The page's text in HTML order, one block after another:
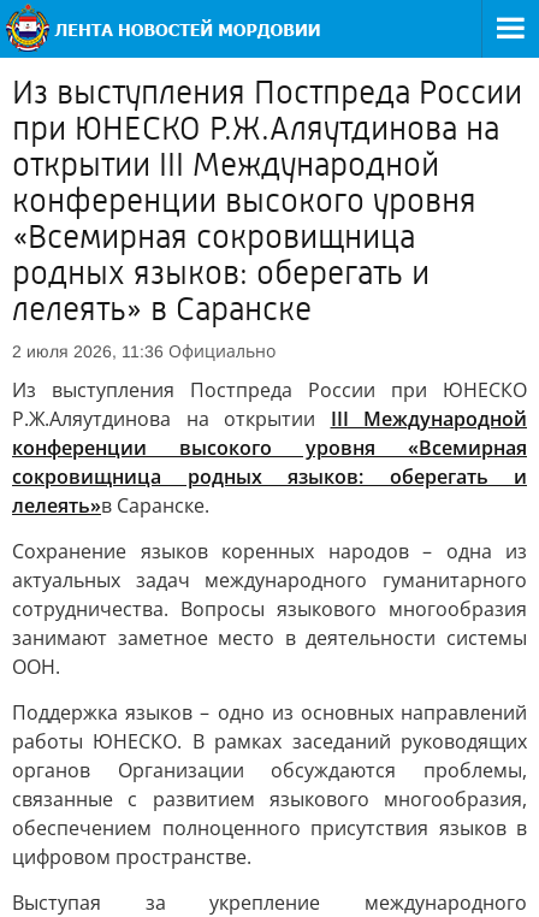
Из выступления Постпреда России
при ЮНЕСКО Р.Ж.Аляутдинова на
открытии III Международной
конференции высокого уровня
«Всемирная сокровищница
родных языков: оберегать и
лелеять» в Саранске
2 июля 2026, 11:36 Официально
Из выступления Постпреда России при ЮНЕСКО
Р.Ж.Аляутдинова на открытии III Международной
конференции высокого уровня «Всемирная
сокровищница родных языков: оберегать и
лелеять»в Саранске.
Сохранение языков коренных народов – одна из
актуальных задач международного гуманитарного
сотрудничества. Вопросы языкового многообразия
занимают заметное место в деятельности системы
ООН.
Поддержка языков – одно из основных направлений
работы ЮНЕСКО. В рамках заседаний руководящих
органов Организации обсуждаются проблемы,
связанные с развитием языкового многообразия,
обеспечением полноценного присутствия языков в
цифровом пространстве.
Выступая за укрепление международного